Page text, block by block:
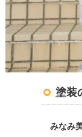
塗装
みなみ